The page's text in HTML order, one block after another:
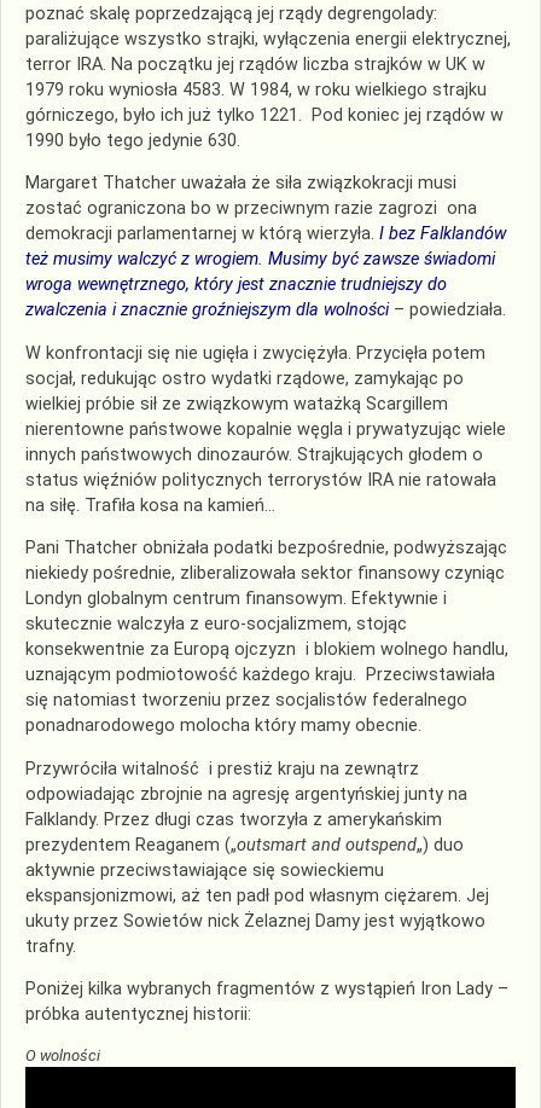
poznać skalę poprzedzającą jej rządy degrengolady:
paraliżujące wszystko strajki, wyłączenia energii elektrycznej,
terror IRA. Na początku jej rządów liczba strajków w UK w
1979 roku wyniosła 4583. W 1984, w roku wielkiego strajku
górniczego, było ich już tylko 1221. Pod koniec jej rządów w
1990 było tego jedynie 630.
Margaret Thatcher uważała że siła związkokracji musi
zostać ograniczona bo w przeciwnym razie zagrozi ona
demokracji parlamentarnej w którą wierzyła. I bez Falklandów
też musimy walczyć z wrogiem. Musimy być zawsze świadomi
wroga wewnętrznego, który jest znacznie trudniejszy do
zwalczenia i znacznie groźniejszym dla wolności– powiedziała.
W konfrontacji się nie ugięła i zwyciężyła. Przycięła potem
socjał, redukując ostro wydatki rządowe, zamykając po
wielkiej próbie sił ze związkowym watażką Scargillem
nierentowne państwowe kopalnie węgla i prywatyzując wiele
innych państwowych dinozaurów. Strajkujących głodem o
status więźniów politycznych terrorystów IRA nie ratowała
na siłę. Trafiła kosa na kamień…
Pani Thatcher obniżała podatki bezpośrednie, podwyższając
niekiedy pośrednie, zliberalizowała sektor finansowy czyniąc
Londyn globalnym centrum finansowym. Efektywnie i
skutecznie walczyła z euro-socjalizmem, stojąc
konsekwentnie za Europą ojczyzn i blokiem wolnego handlu,
uznającym podmiotowość każdego kraju. Przeciwstawiała
się natomiast tworzeniu przez socjalistów federalnego
ponadnarodowego molocha który mamy obecnie.
Przywróciła witalność i prestiż kraju na zewnątrz
odpowiadając zbrojnie na agresję argentyńskiej junty na
Falklandy. Przez długi czas tworzyła z amerykańskim
prezydentem Reaganem („outsmart and outspend„) duo
aktywnie przeciwstawiające się sowieckiemu
ekspansjonizmowi, aż ten padł pod własnym ciężarem. Jej
ukuty przez Sowietów nick Żelaznej Damy jest wyjątkowo
trafny.
Poniżej kilka wybranych fragmentów z wystąpień Iron Lady –
próbka autentycznej historii:
O wolności